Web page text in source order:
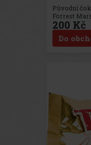
Původní
Forrest
lahodná
karamelu a
novou
200 Kč
Do